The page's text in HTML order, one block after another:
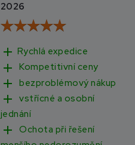
2026
add Rychlá expedice
add Kompetitivní ceny
add bezproblémový nákup
add vstřícné a osobní
jednání
add Ochota při řešení